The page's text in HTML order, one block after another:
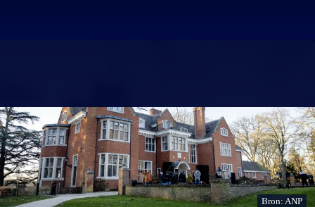
Bron: ANP